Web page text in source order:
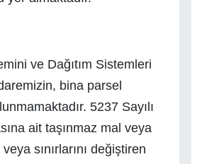
ve Dağıtım Sistemleri
bina parsel
5237 Sayılı
ait taşınmaz mal veya
sınırlarını değiştiren